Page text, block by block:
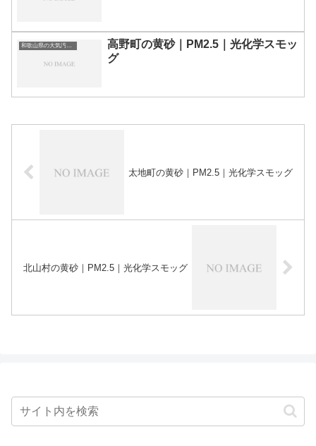
和歌山県の大気汚染・PM2.5・黄砂・エアロゾルの数値
高野町の黄砂｜PM2.5｜光化学スモッ
グ
太地町の黄砂｜PM2.5｜光化学スモッグ
北山村の黄砂｜PM2.5｜光化学スモッグ